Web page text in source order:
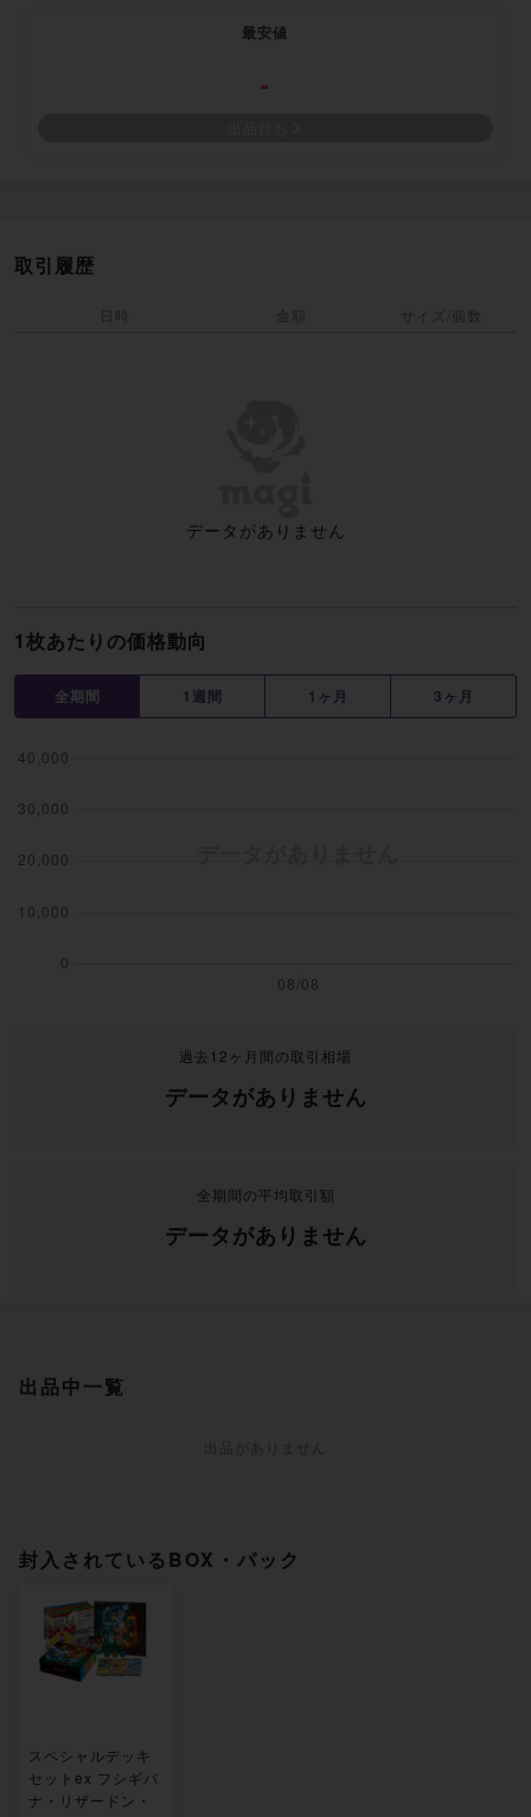
最安値
-
1枚あたりの価格動向
全期間 1週間 1ヶ月 3ヶ月
過去12ヶ月間の取引相場
データがありません
全期間の平均取引額
データがありません
取引履歴
日時 金額 サイズ/個数
データがありません
出品中一覧
封入されているBOX・パック
スペシャルデッキ
セットex フシギバ
ナ・リザードン・